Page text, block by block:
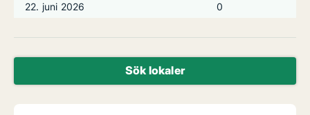
22. juni 2026
0
Sök lokaler